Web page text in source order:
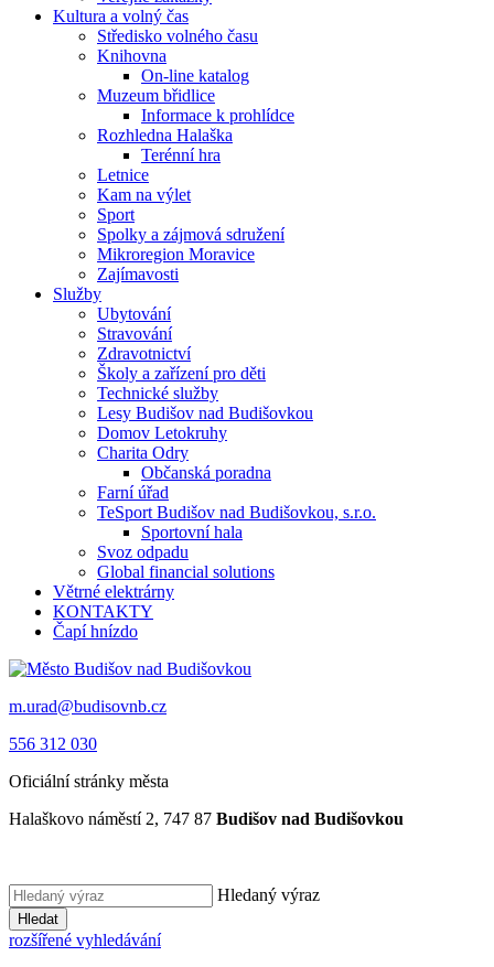
Kultura a volný čas
Středisko volného času
Knihovna
On-line katalog
Muzeum břidlice
Informace k prohlídce
Rozhledna Halaška
Terénní hra
Letnice
Kam na výlet
Sport
Spolky a zájmová sdružení
Mikroregion Moravice
Zajímavosti
Služby
Ubytování
Stravování
Zdravotnictví
Školy a zařízení pro děti
Technické služby
Lesy Budišov nad Budišovkou
Domov Letokruhy
Charita Odry
Občanská poradna
Farní úřad
TeSport Budišov nad Budišovkou, s.r.o.
Sportovní hala
Svoz odpadu
Global financial solutions
Větrné elektrárny
KONTAKTY
Čapí hnízdo
m.urad@budisovnb.cz
556 312 030
Oficiální stránky města
Halaškovo náměstí 2, 747 87 Budišov nad Budišovkou
Hledaný výraz
Hledat
rozšířené vyhledávání